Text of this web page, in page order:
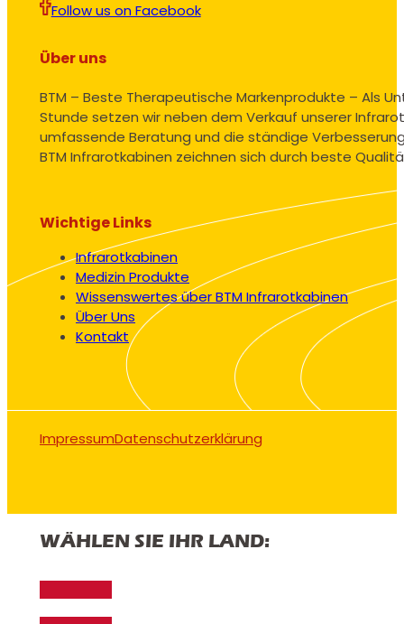
Follow us on Facebook
Über uns
BTM – Beste Therapeutische Markenprodukte – Als
Stunde setzen wir neben dem Verkauf unserer
umfassende Beratung und die ständige
BTM Infrarotkabinen zeichnen sich durch beste
Wichtige Links
Infrarotkabinen
Medizin Produkte
Wissenswertes über BTM Infrarotkabinen
Über Uns
Kontakt
ImpressumDatenschutzerklärung
WÄHLEN SIE IHR LAND: